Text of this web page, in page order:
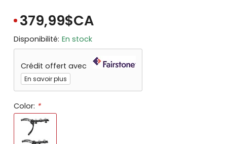
379,99$CA
Disponibilité: En stock
Crédit offert avec
En savoir plus
Color: *